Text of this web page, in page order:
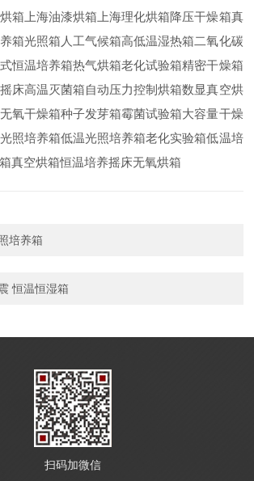
箱上海油漆烘箱上海理化烘箱降压干燥箱真
箱光照箱人工气候箱高低温湿热箱二氧化碳
恒温培养箱热气烘箱老化试验箱精密干燥箱
床高温灭菌箱自动压力控制烘箱数显真空烘
氧干燥箱种子发芽箱霉菌试验箱大容量干燥
照培养箱低温光照培养箱老化实验箱低温培
真空烘箱恒温培养摇床无氧烘箱
培养箱
恒温恒湿箱
扫码加微信